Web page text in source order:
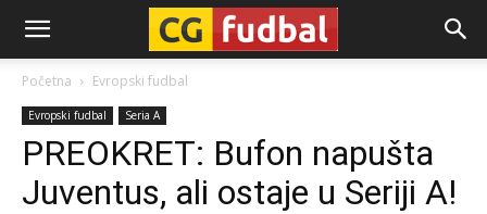
CG-
Fudbal
Početna Evropski fudbal
Evropski fudbal Seria A
PREOKRET: Bufon napušta
Juventus, ali ostaje u Seriji A!